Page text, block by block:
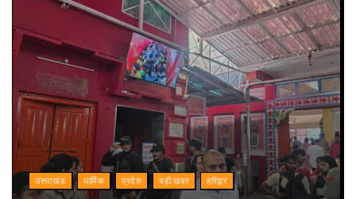
उत्तराखंड धार्मिक प्रदेश बड़ी खबर हरिद्वार